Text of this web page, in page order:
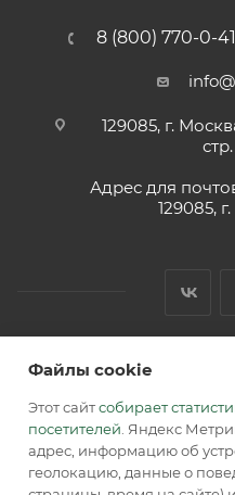
8 (800) 770-0-
129085, г.
Адрес для
129085,
2026 © Обращаем Ваше
информация,
информационный
офертой, определяемой
Файлы cookie
Этот сайтсобирает
посетителей . Яндекс
адрес, информацию об
геолокацию, данные о